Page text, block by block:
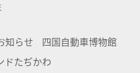
知らせ
四国自動車博物館
ドたぢかわ